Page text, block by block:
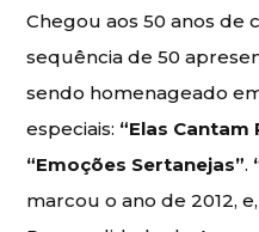
Chegou aos 50 anos de
sequência de 50
sendo homenageado
especiais: “Elas Cantam
“Emoções Sertanejas”.
marcou o ano de 2012,